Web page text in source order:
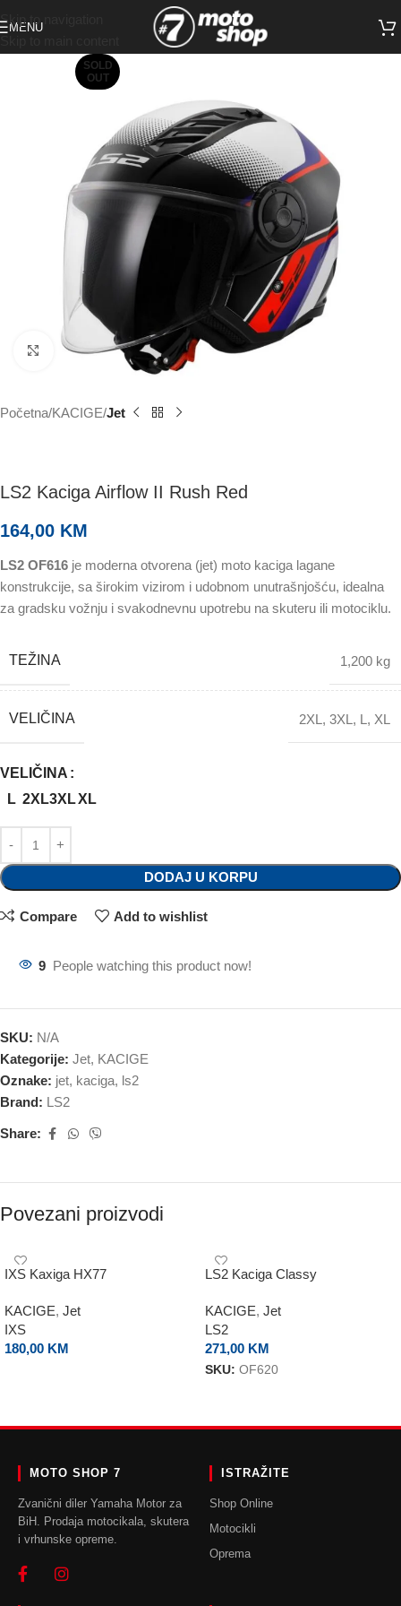
Skip to navigation
MENU
SOLD
OUT
Click to enlarge
Početna KACIGE Jet
LS2 Kaciga Airflow II Rush Red
164,00 KM
LS2 OF616 je moderna otvorena (jet) moto kaciga lagane
konstrukcije, sa širokim vizirom i udobnom unutrašnjošću, idealna
za gradsku vožnju i svakodnevnu upotrebu na skuteru ili motociklu.
TEŽINA 1,200 kg
VELIČINA 2XL , 3XL , L , XL
VELIČINA
L 2XL3XLXL
DODAJ U KORPU
Compare Add to wishlist
9 People watching this product now!
SKU: N/A
Kategorije: Jet, KACIGE
Oznake: jet, kaciga, ls2
Brand: LS2
Share:
Povezani proizvodi
IXS Kaxiga HX77
KACIGE, Jet
IXS
180,00 KM
LS2 Kaciga Classy
KACIGE, Jet
LS2
271,00 KM
SKU: OF620
MOTO SHOP 7
Zvanični diler Yamaha Motor za
BiH. Prodaja motocikala, skutera
i vrhunske opreme.
ISTRAŽITE
Shop Online
Motocikli
Oprema